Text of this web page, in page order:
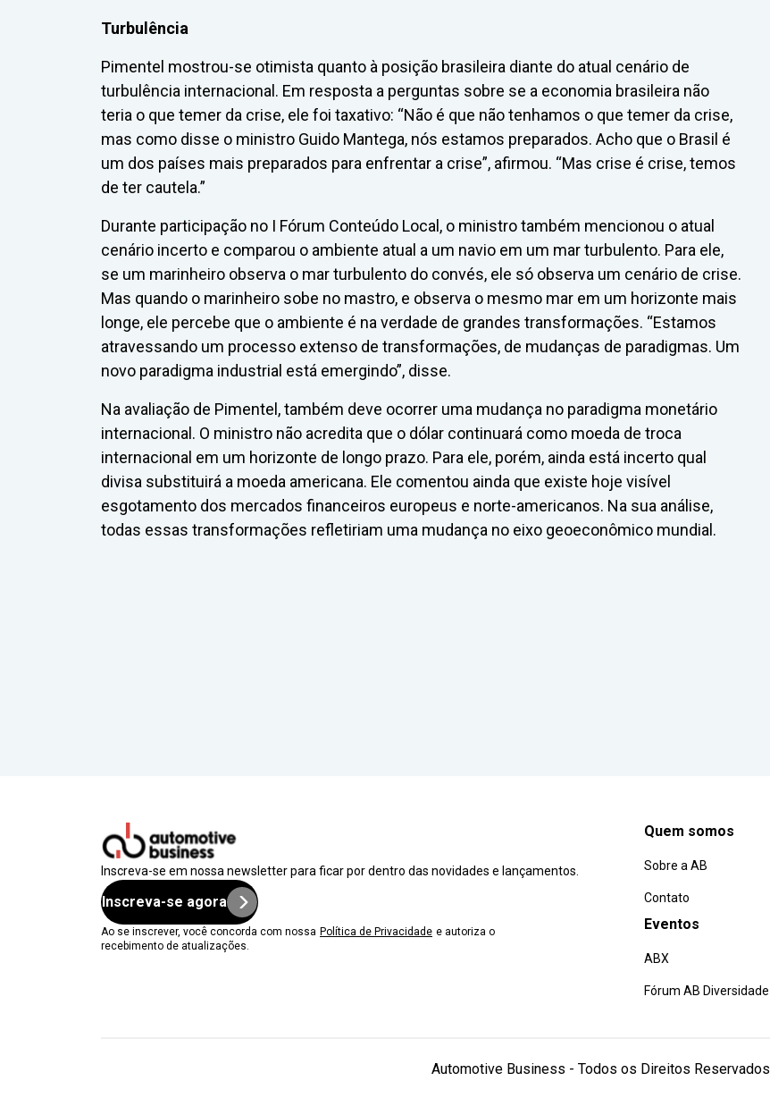
Turbulência
Pimentel mostrou-se otimista quanto à posição brasileira diante do atual cenário de
turbulência internacional. Em resposta a perguntas sobre se a economia brasileira não
teria o que temer da crise, ele foi taxativo: “Não é que não tenhamos o que temer da crise,
mas como disse o ministro Guido Mantega, nós estamos preparados. Acho que o Brasil é
um dos países mais preparados para enfrentar a crise”, afirmou. “Mas crise é crise, temos
de ter cautela.”
Durante participação no I Fórum Conteúdo Local, o ministro também mencionou o atual
cenário incerto e comparou o ambiente atual a um navio em um mar turbulento. Para ele,
se um marinheiro observa o mar turbulento do convés, ele só observa um cenário de crise.
Mas quando o marinheiro sobe no mastro, e observa o mesmo mar em um horizonte mais
longe, ele percebe que o ambiente é na verdade de grandes transformações. “Estamos
atravessando um processo extenso de transformações, de mudanças de paradigmas. Um
novo paradigma industrial está emergindo”, disse.
Na avaliação de Pimentel, também deve ocorrer uma mudança no paradigma monetário
internacional. O ministro não acredita que o dólar continuará como moeda de troca
internacional em um horizonte de longo prazo. Para ele, porém, ainda está incerto qual
divisa substituirá a moeda americana. Ele comentou ainda que existe hoje visível
esgotamento dos mercados financeiros europeus e norte-americanos. Na sua análise,
todas essas transformações refletiriam uma mudança no eixo geoeconômico mundial.
Inscreva-se em nossa newsletter para ficar por dentro das novidades e lançamentos.
Inscreva-se agora
Ao se inscrever, você concorda com nossa Política de Privacidade e autoriza o
recebimento de atualizações.
Quem somos
Sobre a AB
Contato
Eventos
ABX
Fórum AB Diversidade
Automotive Business - Todos os Direitos Reservados